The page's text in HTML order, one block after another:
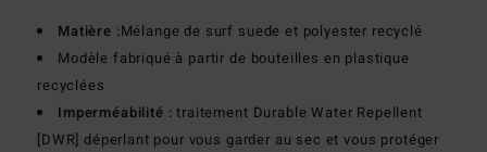
Matière :Mélange de surf suede et polyester recyclé
Modèle fabriqué à partir de bouteilles en plastique
recyclées
Imperméabilité : traitement Durable Water Repellent
[DWR] déperlant pour vous garder au sec et vous protéger